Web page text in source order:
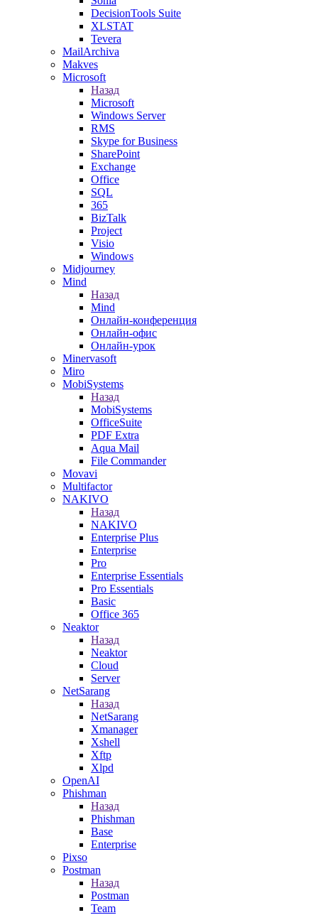
DecisionTools Suite
XLSTAT
Tevera
MailArchiva
Makves
Microsoft
Назад
Microsoft
Windows Server
RMS
Skype for Business
SharePoint
Exchange
Office
SQL
365
BizTalk
Project
Visio
Windows
Midjourney
Mind
Назад
Mind
Онлайн-конференция
Онлайн-офис
Онлайн-урок
Minervasoft
Miro
MobiSystems
Назад
MobiSystems
OfficeSuite
PDF Extra
Aqua Mail
File Commander
Movavi
Multifactor
NAKIVO
Назад
NAKIVO
Enterprise Plus
Enterprise
Pro
Enterprise Essentials
Pro Essentials
Basic
Office 365
Neaktor
Назад
Neaktor
Cloud
Server
NetSarang
Назад
NetSarang
Xmanager
Xshell
Xftp
Xlpd
OpenAI
Phishman
Назад
Phishman
Base
Enterprise
Pixso
Postman
Назад
Postman
Team